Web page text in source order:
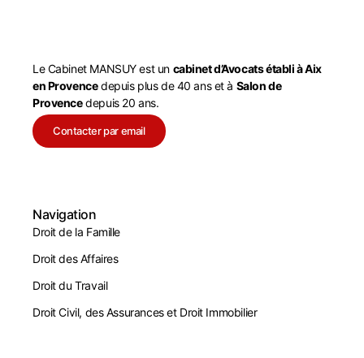
Le Cabinet MANSUY est un cabinet d’Avocats établi à Aix
en Provencedepuis plus de 40 ans et à Salon de
Provencedepuis 20 ans.
Contacter par email
Navigation
Droit de la Famille
Droit des Affaires
Droit du Travail
Droit Civil, des Assurances et Droit Immobilier